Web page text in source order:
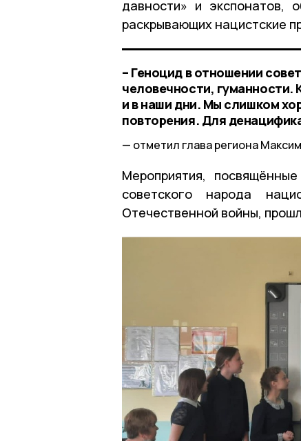
давности» и экспонатов,
раскрывающих нацистские
– Геноцид в отношении
человечности,
и в наши дни. Мы слишком
повторения. Для
отметил глава региона
Мероприятия,
советского народа
Отечественной войны,